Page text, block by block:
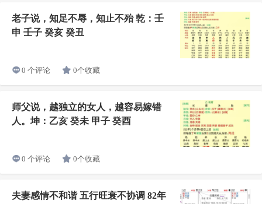
老子说，知足不辱，知止不殆 乾：壬
申 壬子 癸亥 癸丑
0 个评论 0个收藏
师父说，越独立的女人，越容易嫁错
人。坤：乙亥 癸未 甲子 癸酉
0 个评论 0个收藏
夫妻感情不和谐 五行旺衰不协调 82年